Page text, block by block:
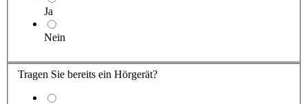
Ja
Nein
Tragen Sie bereits ein Hörgerät?